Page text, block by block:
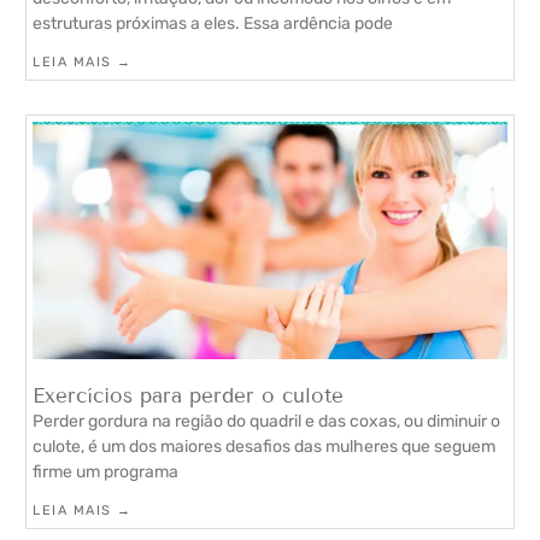
estruturas próximas a eles. Essa ardência pode
LEIA MAIS →
Exercícios para perder o culote
Perder gordura na região do quadril e das coxas, ou diminuir o
culote, é um dos maiores desafios das mulheres que seguem
firme um programa
LEIA MAIS →